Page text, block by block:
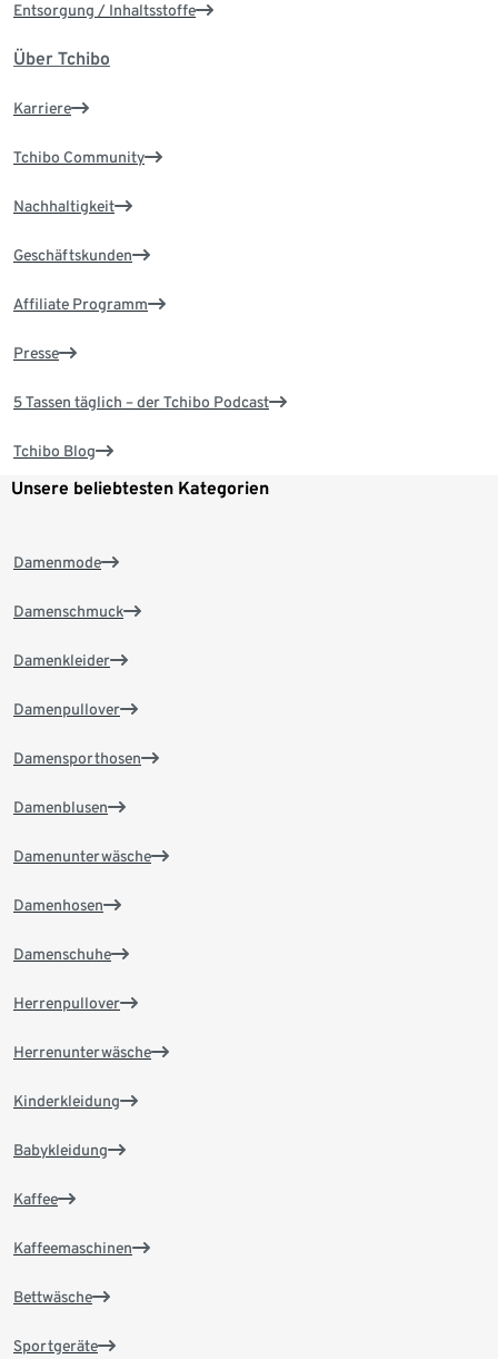
Entsorgung / Inhaltsstoffe
Über Tchibo
Karriere
Tchibo Community
Nachhaltigkeit
Geschäftskunden
Affiliate Programm
Presse
5 Tassen täglich – der Tchibo Podcast
Tchibo Blog
Unsere beliebtesten Kategorien
Damenmode
Damenschmuck
Damenkleider
Damenpullover
Damensporthosen
Damenblusen
Damenunterwäsche
Damenhosen
Damenschuhe
Herrenpullover
Herrenunterwäsche
Kinderkleidung
Babykleidung
Kaffee
Kaffeemaschinen
Bettwäsche
Sportgeräte